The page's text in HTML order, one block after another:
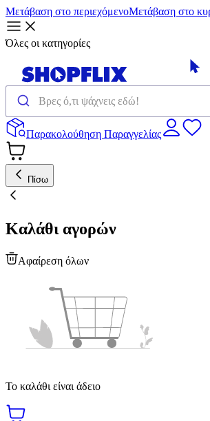
Μετάβαση στο περιεχόμενοΜετάβαση στο
Όλες οι κατηγορίες
Παρακολούθηση Παραγγελίας
Πίσω
Καλάθι αγορών
Αφαίρεση όλων
Το καλάθι είναι άδειο